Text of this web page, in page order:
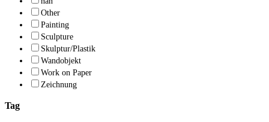
Other
Painting
Sculpture
Skulptur/Plastik
Wandobjekt
Work on Paper
Zeichnung
Tag